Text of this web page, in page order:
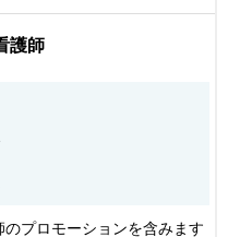
護師
プロモーションを含みます